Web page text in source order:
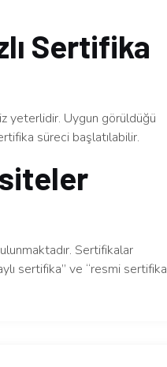
Sertifika
yeterlidir. Uygun görüldüğü
süreci başlatılabilir.
Sertifikalar
sertifika” ve “resmi sertifika